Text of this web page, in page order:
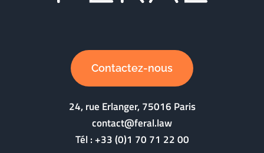
Contactez-nous
24, rue Erlanger, 75016 Paris
contact@feral.law
Tél :+33 (0)1 70 71 22 00